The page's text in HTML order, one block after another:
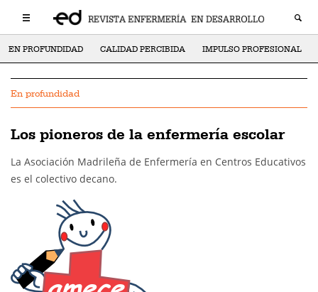
EN PROFUNDIDAD CALIDAD PERCIBIDA IMPULSO PROFESIONAL
En profundidad
Los pioneros de la enfermería escolar
La Asociación Madrileña de Enfermería en Centros Educativos
es el colectivo decano.